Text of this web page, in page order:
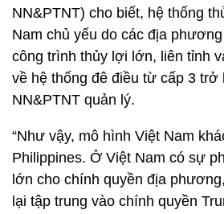
NN&PTNT) cho biết, hệ thống
Nam chủ yếu do các địa
công trình thủy lợi lớn, liên tỉnh
về hệ thống đê điều từ cấp 3 trở
NN&PTNT quản lý.
“Như vậy, mô hình Việt Nam
Philippines. Ở Việt Nam có sự
lớn cho chính quyền địa
lại tập trung vào chính quyền